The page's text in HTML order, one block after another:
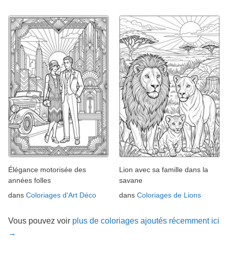
Élégance motorisée des
années folles
dans Coloriages d'Art Déco
Lion avec sa famille dans la
savane
dans Coloriages de Lions
Vous pouvez voir plus de coloriages ajoutés récemment ici
→